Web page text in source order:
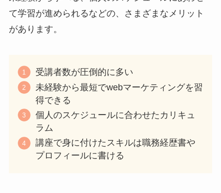
て学習が進められるなどの、さまざまなメリット
があります。
受講者数が圧倒的に多い
未経験から最短でwebマーケティングを習
得できる
個人のスケジュールに合わせたカリキュ
ラム
講座で身に付けたスキルは職務経歴書や
プロフィールに書ける